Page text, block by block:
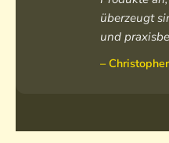
überzeugt
und
–